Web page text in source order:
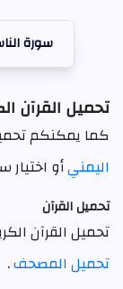
سورة
تحميل القرآن
كما يمكنكم
اليمنيأو
تحميل القرآن
تحميل القرآن
تحميل المصحف.